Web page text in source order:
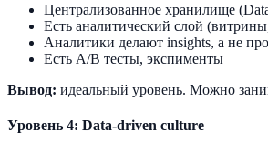
Централизованное хранилище
Есть аналитический слой
Аналитики делают insights, а не
Есть A/B тесты, экспименты
Вывод: идеальный уровень. Можно
Уровень 4: Data-driven culture